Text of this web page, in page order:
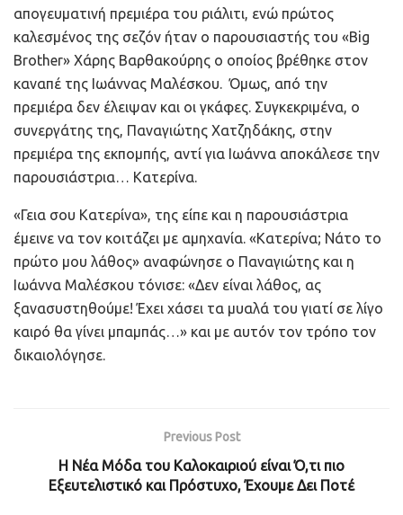
απογευματινή πρεμιέρα του ριάλιτι, ενώ πρώτος
καλεσμένος της σεζόν ήταν ο παρουσιαστής του «Big
Brother» Χάρης Βαρθακούρης ο οποίος βρέθηκε στον
καναπέ της Ιωάννας Μαλέσκου. Όμως, από την
πρεμιέρα δεν έλειψαν και οι γκάφες. Συγκεκριμένα, ο
συνεργάτης της, Παναγιώτης Χατζηδάκης, στην
πρεμιέρα της εκπομπής, αντί για Ιωάννα αποκάλεσε την
παρουσιάστρια… Κατερίνα.
«Γεια σου Κατερίνα», της είπε και η παρουσιάστρια
έμεινε να τον κοιτάζει με αμηχανία. «Κατερίνα; Νάτο το
πρώτο μου λάθος» αναφώνησε ο Παναγιώτης και η
Ιωάννα Μαλέσκου τόνισε: «Δεν είναι λάθος, ας
ξανασυστηθούμε! Έχει χάσει τα μυαλά του γιατί σε λίγο
καιρό θα γίνει μπαμπάς…» και με αυτόν τον τρόπο τον
δικαιολόγησε.
Previous Post
Η Νέα Μόδα του Καλοκαιριού είναι Ό,τι πιο
Εξευτελιστικό και Πρόστυχο, Έχουμε Δει Ποτέ